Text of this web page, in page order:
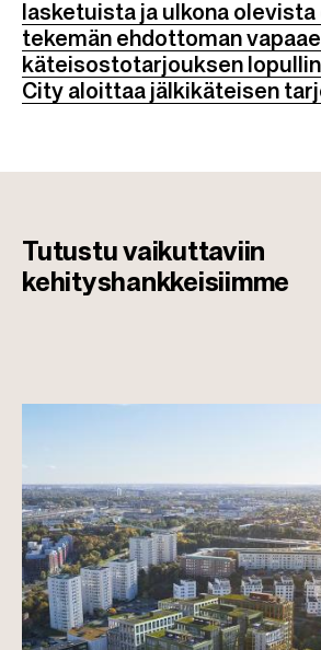
lasketuista ja ulkona
tekemän ehdottoman
käteisostotarjouksen
City aloittaa jälkikäteisen
Tutustu vaikuttaviin
kehityshankkeisiimme